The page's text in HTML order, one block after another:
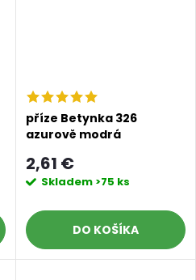
příze Betynka 326
azurově modrá
2,61 €
Skladem >75 ks
DO KOŠÍKA